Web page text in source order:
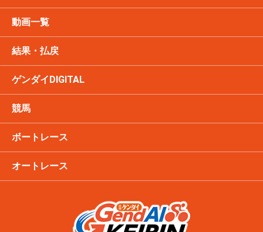
動画一覧
結果・払戻
ゲンダイDIGITAL
競馬
ボートレース
オートレース